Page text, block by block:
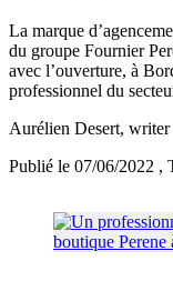
La marque
du groupe Fournier
avec l’ouverture, à
professionnel du
Aurélien Desert, writer
Publié le 07/06/2022 ,